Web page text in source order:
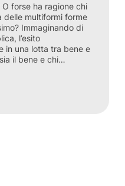
O forse ha ragione chi
delle multiformi forme
Immaginando di
l’esito
in una lotta tra bene e
il bene e chi…